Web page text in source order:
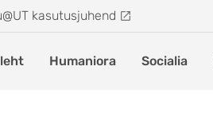
kasutusjuhend
Humaniora Socialia